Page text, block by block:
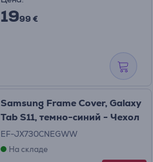
1999 €
Samsung Frame Cover, Galaxy
Tab S11, темно-синий - Чехол
EF-JX730CNEGWW
На складе